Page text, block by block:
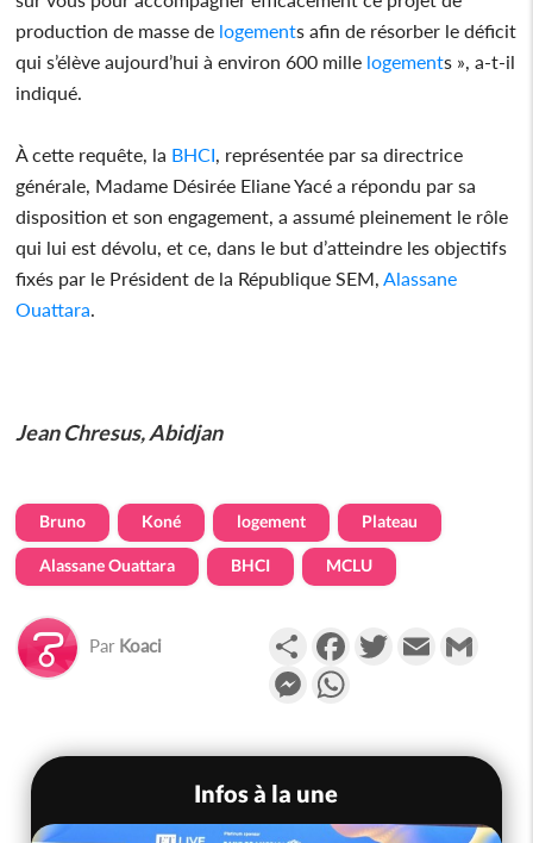
production de masse de logements afin de résorber le déficit
qui s’élève aujourd’hui à environ 600 mille logements », a-t-il
indiqué.
À cette requête, la BHCI , représentée par sa directrice
générale, Madame Désirée Eliane Yacé a répondu par sa
disposition et son engagement, a assumé pleinement le rôle
qui lui est dévolu, et ce, dans le but d’atteindre les objectifs
fixés par le Président de la République SEM, Alassane
Ouattara
Jean Chresus, Abidjan
Bruno Koné logement Plateau
Alassane Ouattara BHCI MCLU
Par Koaci PartagerFacebookTwitterEmail
Messenger
Infos à la une